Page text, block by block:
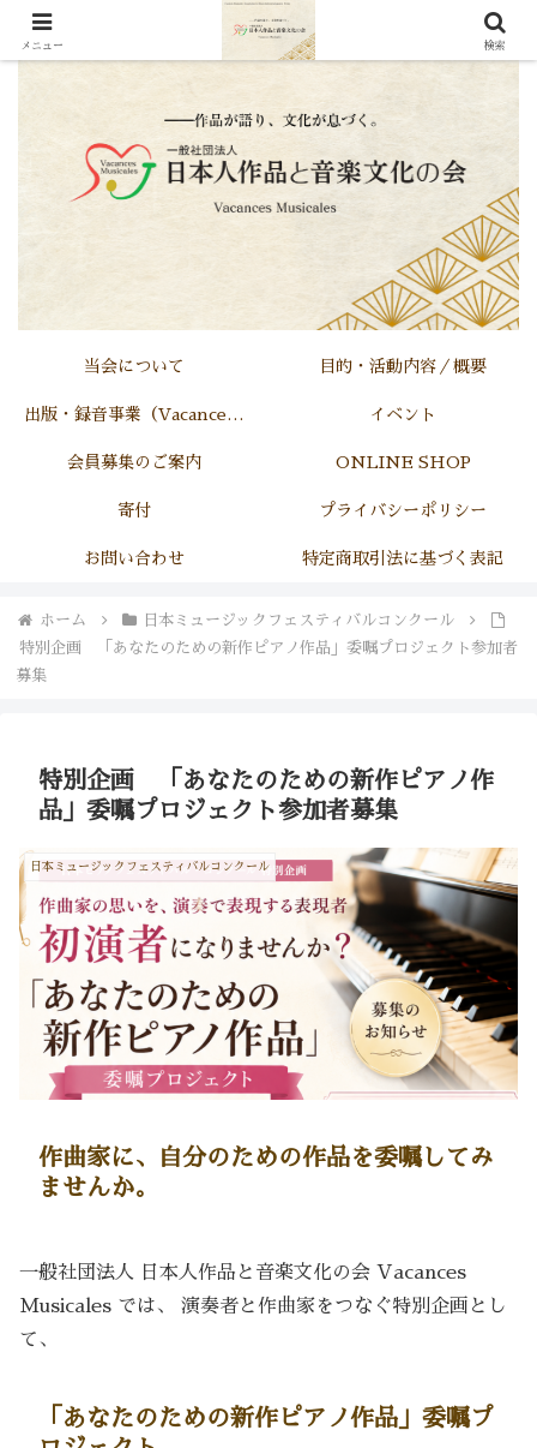
当会について 目的・活動内容／概要
出版・録音事業（Vacances Musicales) イベント
会員募集のご案内 ONLINE SHOP
寄付 プライバシーポリシー
お問い合わせ 特定商取引法に基づく表記
ホーム
日本ミュージックフェスティバルコンクール
特別企画 「あなたのための新作ピアノ作品」委嘱プロジェクト参加者
募集
特別企画 「あなたのための新作ピアノ作
品」委嘱プロジェクト参加者募集
日本ミュージックフェスティバルコンクール
作曲家に、自分のための作品を委嘱してみ
ませんか。
一般社団法人 日本人作品と音楽文化の会 Vacances
Musicales では、 演奏者と作曲家をつなぐ特別企画とし
て、
「あなたのための新作ピアノ作品」委嘱プ
メニュー 検索